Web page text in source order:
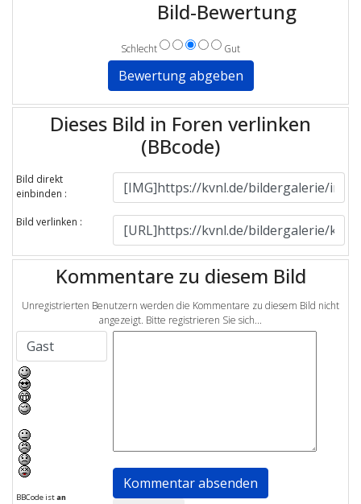
Bild-Bewertung
Schlecht Gut
Dieses Bild in Foren verlinken
(BBcode)
Bild direkt
einbinden :
Bild verlinken :
Kommentare zu diesem Bild
Unregistrierten Benutzern werden die Kommentare zu diesem Bild nicht
angezeigt. Bitte registrieren Sie sich...
BBCode istan